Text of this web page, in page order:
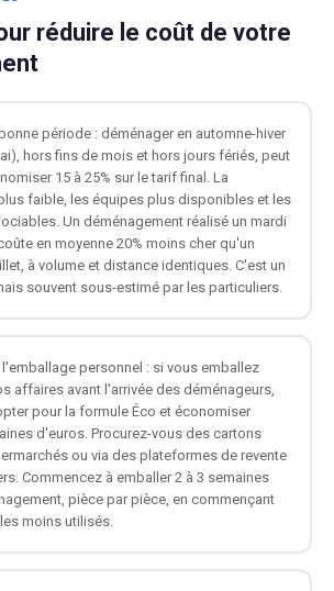
réduire le coût de votre
période : déménager en automne-hiver
hors fins de mois et hors jours fériés, peut
15 à 25% sur le tarif final. La
faible, les équipes plus disponibles et les
Un déménagement réalisé un mardi
en moyenne 20% moins cher qu'un
à volume et distance identiques. C'est un
souvent sous-estimé par les particuliers.
personnel : si vous emballez
affaires avant l'arrivée des déménageurs,
pour la formule Éco et économiser
d'euros. Procurez-vous des cartons
ou via des plateformes de revente
Commencez à emballer 2 à 3 semaines
pièce par pièce, en commençant
moins utilisés.